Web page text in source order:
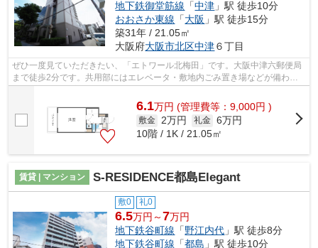
地下鉄御堂筋線 「中津 」駅 徒歩10分
おおさか東線 「大阪 」駅 徒歩15分
築31年 / 21.05㎡
大阪府大阪市北区中津６丁目
ぜひ一度見ていただきたい、「エトワール北梅田」です。大阪中津六郵便局
まで徒歩2分です。共用部にはエレベータ・敷地内ごみ置き場などが備わっ
ておりとても充実しています。行く先に...
6.1万円 (管理費等：9,000円 )
敷金 2万円 礼金 6万円
10階 / 1K / 21.05㎡
賃貸 | マンション S-RESIDENCE都島Elegant
敷0 礼0
6.5万円～7万円
地下鉄谷町線 「野江内代 」駅 徒歩8分
地下鉄谷町線 「都島 」駅 徒歩10分